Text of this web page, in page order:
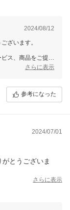
2024/08/12
ざいます。
ス、商品をご提案
さらに表示
参考になった
2024/07/01
とうございま
さらに表示